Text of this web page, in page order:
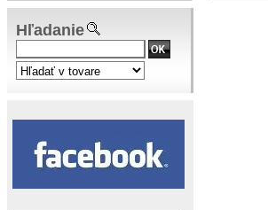
Hľadanie